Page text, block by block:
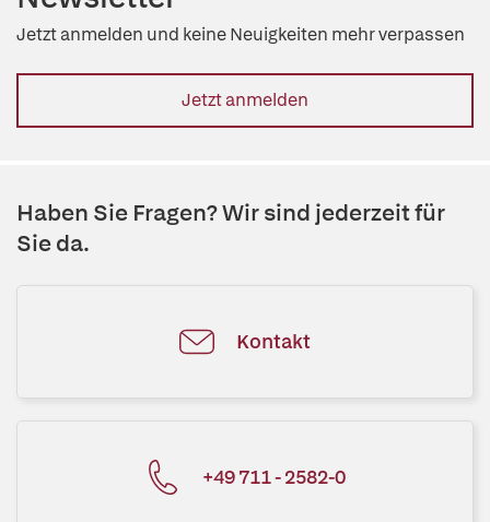
Jetzt anmelden und keine Neuigkeiten mehr verpassen
Jetzt anmelden
Haben Sie Fragen? Wir sind jederzeit für
Sie da.
Kontakt
+49 711 - 2582-0